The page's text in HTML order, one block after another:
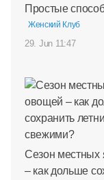
Простые
Женский Клуб
29. Jun 11:47
Сезон местных
– как дольше